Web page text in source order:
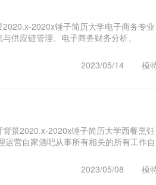
2020x锤子简历大学电子商务专业
供应链管理、电子商务财务分析、
模
2023/05/14
景2020.x-2020x锤子简历大学西餐烹饪
营自家酒吧从事所有相关的所有工作自
模
2023/05/08